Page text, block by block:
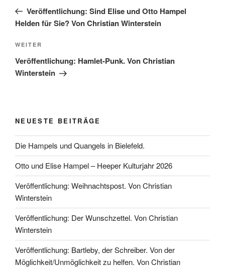
BeitragVeröffentlichung: Sind Elise und Otto Hampel
Helden für Sie? Von Christian Winterstein
Nächster
Beitrag
WEITER
Veröffentlichung: Hamlet-Punk. Von Christian
Winterstein
NEUESTE BEITRÄGE
Die Hampels und Quangels in Bielefeld.
Otto und Elise Hampel – Heeper Kulturjahr 2026
Veröffentlichung: Weihnachtspost. Von Christian
Winterstein
Veröffentlichung: Der Wunschzettel. Von Christian
Winterstein
Veröffentlichung: Bartleby, der Schreiber. Von der
Möglichkeit/Unmöglichkeit zu helfen. Von Christian